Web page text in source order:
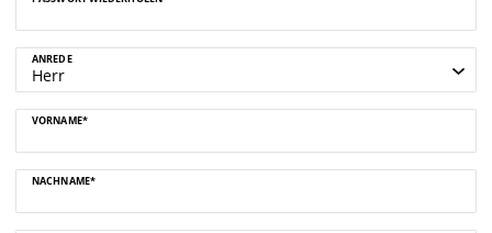
ANREDE
VORNAME*
NACHNAME*